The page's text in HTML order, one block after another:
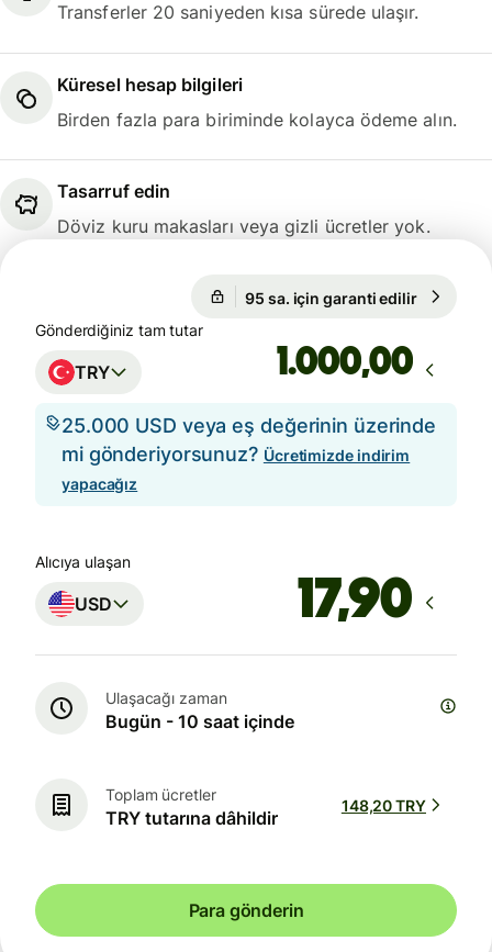
Transferler 20 saniyeden kısa sürede ulaşır.
Küresel hesap bilgileri
Birden fazla para biriminde kolayca ödeme alın.
Tasarruf edin
Döviz kuru makasları veya gizli ücretler yok.
95 sa. için garanti edilir
Gönderdiğiniz tam tutar
TRY ,00
25.000 USD veya eş değerinin üzerinde
mi gönderiyorsunuz? Ücretimizde indirim
yapacağız
Alıcıya ulaşan
USD
Ulaşacağı zaman
Bugün - 10 saat içinde
Toplam ücretler
TRY tutarına dâhildir
148,20 TRY
Para gönderin